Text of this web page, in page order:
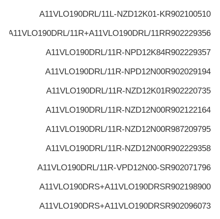
R902100510
A11VLO190DRL/11L-NZD12K01-K
R902229356
A11VLO190DRL/11R+A11VLO190DRL/11R
R902229357
A11VLO190DRL/11R-NPD12K84
R902029194
A11VLO190DRL/11R-NPD12N00
R902220735
A11VLO190DRL/11R-NZD12K01
R902122164
A11VLO190DRL/11R-NZD12N00
R987209795
A11VLO190DRL/11R-NZD12N00
R902229358
A11VLO190DRL/11R-NZD12N00
R902071796
A11VLO190DRL/11R-VPD12N00-S
R902198900
A11VLO190DRS+A11VLO190DRS
R902096073
A11VLO190DRS+A11VLO190DRS